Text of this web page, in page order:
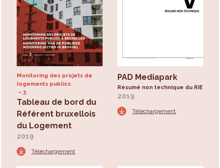
Monitoring des projets de
logements publics
3
Tableau de bord du
Référent bruxellois
du Logement
2019
Téléchargement
PAD Mediapark
Résumé non technique du RIE
2019
Téléchargement